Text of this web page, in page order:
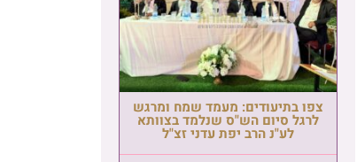
צפו בתיעודים: מעמד שמח ומרגש
לרגל סיום הש"ס שנלמד בצוותא
לע"נ הרב יפת עדני זצ"ל